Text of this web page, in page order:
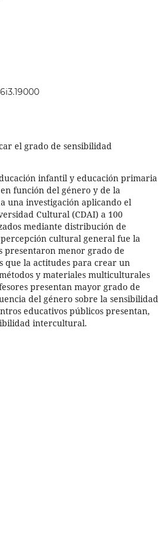
el grado de sensibilidad
infantil y educación primaria
función del género y de la
una investigación aplicando el
Cultural (CDAI) a 100
mediante distribución de
cultural general fue la
presentaron menor grado de
la actitudes para crear un
y materiales multiculturales
presentan mayor grado de
del género sobre la sensibilidad
educativos públicos presentan,
intercultural.